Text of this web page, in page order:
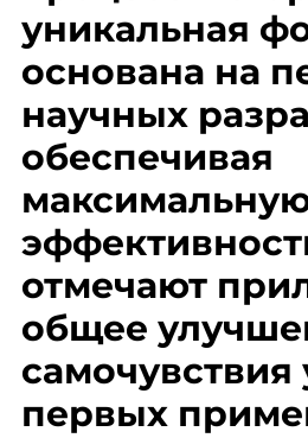
уникальная
основана на
научных
обеспечивая
отмечают
общее
первых